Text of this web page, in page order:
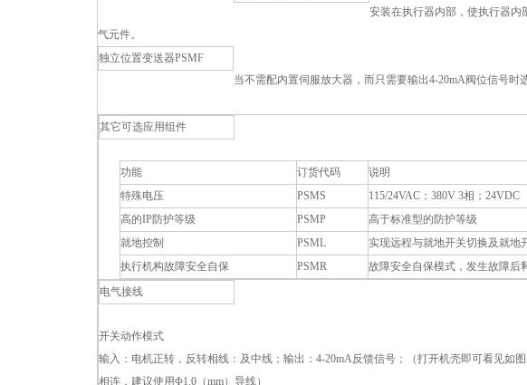
安装在执行器内部，使执行器
气元件。
独立位置变送器PSMF
当不需配内置伺服放大器，而只需要输出4-20mA阀位信号时
其它可选应用组件
功能 订货代码
说明
特殊电压
PSMS
115/24VAC；380V 3相；24VDC
高的IP防护等级
PSMP
高于标准型的防护等级
就地控制
PSML
实现远程与就地开关切换及就地
执行机构故障安全自保
PSMR
故障安全自保模式，发生故障后
电气接线
开关动作模式
输入：电机正转，反转相线：及中线；输出：4-20mA反馈信号；（打开机壳即可看见如
相连，建议使用Φ1.0（mm）导线）